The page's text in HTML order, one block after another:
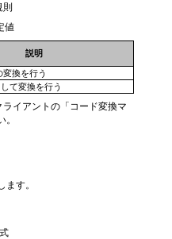
則
値
説明
換を行う
て変換を行う
イアントの「コード変換マ
ます。